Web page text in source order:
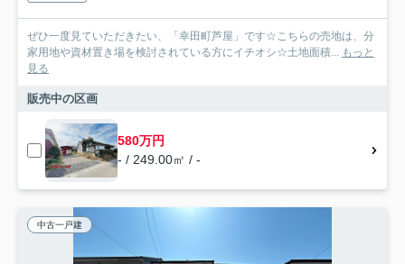
ぜひ一度見ていただきたい、「幸田町芦屋」です☆こちらの売地は、分
家用地や資材置き場を検討されている方にイチオシ☆土地面積... もっと
見る
販売中の区画
580万円
- / 249.00㎡ / -
中古一戸建